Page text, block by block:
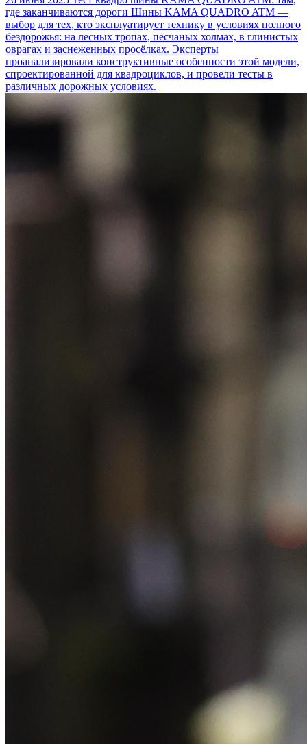
где заканчиваются дороги Шины KAMA QUADRO ATM —
выбор для тех, кто эксплуатирует технику в условиях полного
бездорожья: на лесных тропах, песчаных холмах, в глинистых
оврагах и заснеженных просёлках. Эксперты
проанализировали конструктивные особенности этой модели,
спроектированной для квадроциклов, и провели тесты в
различных дорожных условиях.